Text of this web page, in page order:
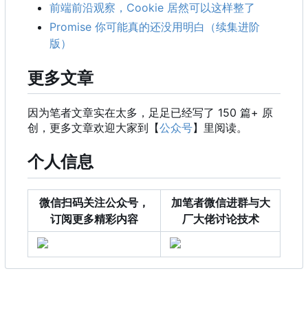
前端前沿观察 ， Cookie 居然可以这样整了
Promise 你可能真的还没用明白（续集进阶
版）
更多文章
因为笔者文章实在太多，足足已经写了 150 篇+ 原
创，更多文章欢迎大家到【公众号】里阅读。
个人信息
微信扫码关注公众号，
订阅更多精彩内容
加笔者微信进群与大
厂大佬讨论技术